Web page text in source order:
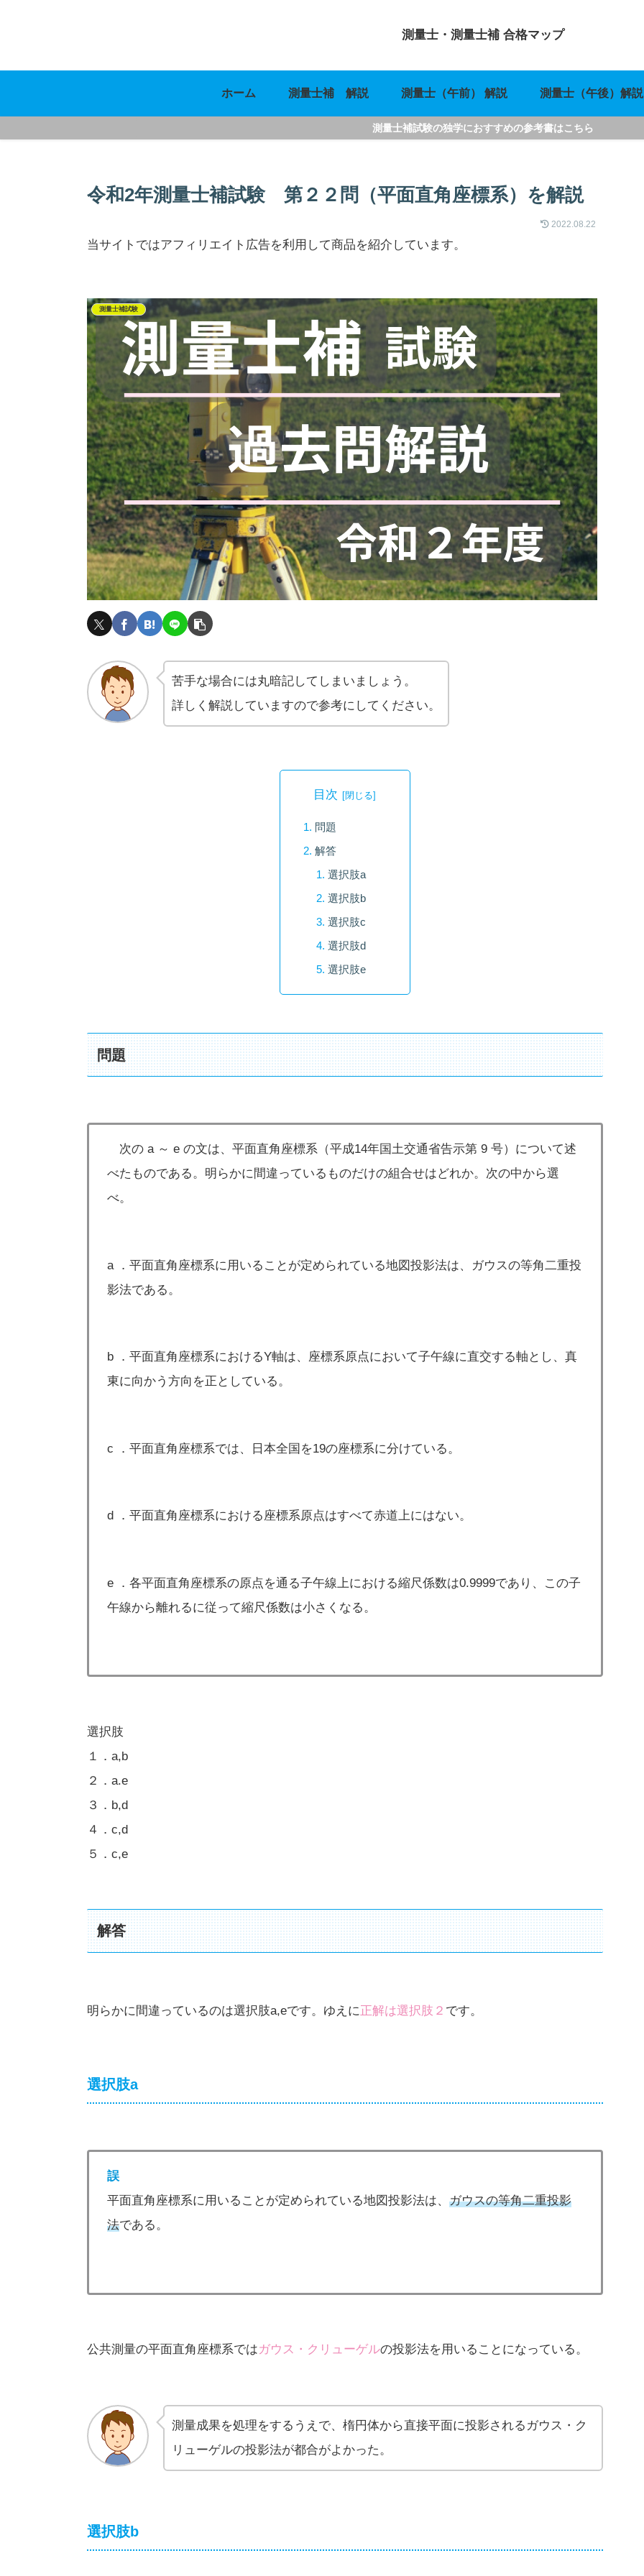
測量士・測量士補 合格マップ
ホーム 測量士補 解説 測量士（午前） 解説 測量士（午後）解説
測量士補試験の独学におすすめの参考書はこちら
令和2年測量士補試験 第２２問（平面直角座標系）を解説
2022.08.22
当サイトではアフィリエイト広告を利用して商品を紹介しています。
測量士補試験
苦手な場合には丸暗記してしまいましょう。
詳しく解説していますので参考にしてください。
目次
問題
解答
選択肢a
選択肢b
選択肢c
選択肢d
選択肢e
問題
次の a ～ e の文は、平面直角座標系（平成14年国土交通省告示第 9 号）について述
べたものである。明らかに間違っているものだけの組合せはどれか。次の中から選
べ。
a ．平面直角座標系に用いることが定められている地図投影法は、ガウスの等角二重投
影法である。
b ．平面直角座標系におけるY軸は、座標系原点において子午線に直交する軸とし、真
東に向かう方向を正としている。
c ．平面直角座標系では、日本全国を19の座標系に分けている。
d ．平面直角座標系における座標系原点はすべて赤道上にはない。
e ．各平面直角座標系の原点を通る子午線上における縮尺係数は0.9999であり、この子
午線から離れるに従って縮尺係数は小さくなる。
選択肢
１．a,b
２．a.e
３．b,d
４．c,d
５．c,e
解答
明らかに間違っているのは選択肢a,eです。ゆえに正解は選択肢２ です。
選択肢a
誤
平面直角座標系に用いることが定められている地図投影法は、 ガウスの等角二重投影
法である。
公共測量の平面直角座標系ではガウス・クリューゲルの投影法を用いることになっている。
測量成果を処理をするうえで、楕円体から直接平面に投影されるガウス・ク
リューゲルの投影法が都合がよかった。
選択肢b